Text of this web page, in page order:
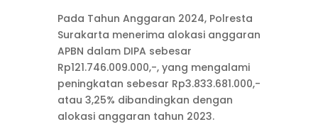
Pada Tahun Anggaran 2024, Polresta
Surakarta menerima alokasi anggaran
APBN dalam DIPA sebesar
Rp121.746.009.000,-, yang mengalami
peningkatan sebesar Rp3.833.681.000,-
atau 3,25% dibandingkan dengan
alokasi anggaran tahun 2023.